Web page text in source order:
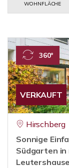
WOHNFLÄCHE
VERKAUFT
360°
Hirschberg
Sonnige
Südgarten